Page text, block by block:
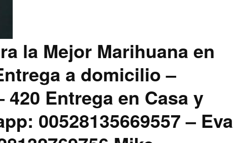
la Mejor Marihuana en
a domicilio –
Entrega en Casa y
00528135669557 – Eva